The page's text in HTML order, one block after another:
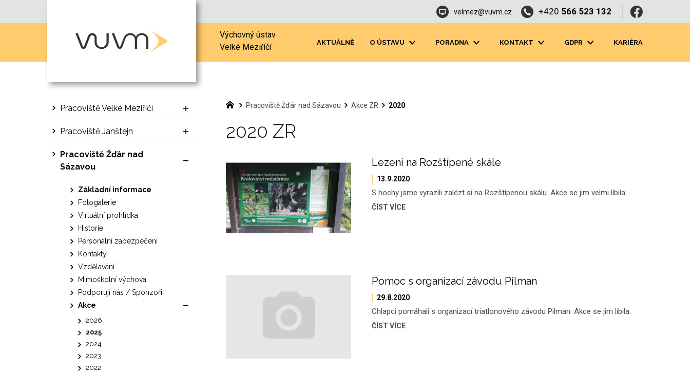
Výchovný ústav
Velké Meziříčí
velmez@vuvm.cz +420 566 523 132
AKTUÁLNĚ O ÚSTAVU PORADNA KONTAKT GDPR KARIÉRA
Pracoviště Velké Meziříčí
Pracoviště Janštejn
Pracoviště Žďár nad
Sázavou
Základní informace
Fotogalerie
Virtuální prohlídka
Historie
Personální zabezpečení
Kontakty
Vzdělávání
Mimoškolní výchova
Podporují nás / Sponzoři
Akce
2026
2025
2024
2023
2022
Pracoviště Žďár nad Sázavou Akce ZR 2020
2020 ZR
Lezení na Rozštípené skále
13.9.2020
S hochy jsme vyrazili zalézt si na Rozštípenou skálu. Akce se jim velmi líbila.
ČÍST VÍCE
Pomoc s organizací závodu Pilman
29.8.2020
Chlapci pomáhali s organizací triatlonového závodu Pilman. Akce se jim líbila.
ČÍST VÍCE